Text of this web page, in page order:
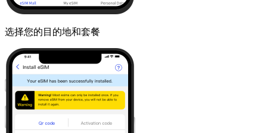
选择您的目的地和套餐